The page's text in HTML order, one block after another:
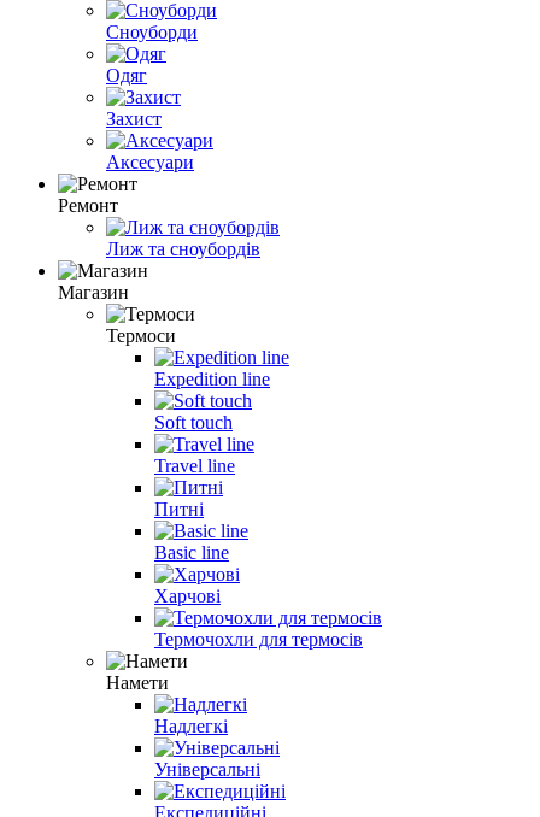
Сноуборди
Одяг
Захист
Аксесуари
Ремонт
Лиж та сноубордів
Магазин
Термоси
Expedition line
Soft touch
Travel line
Питні
Basic line
Харчові
Термочохли для термосів
Намети
Надлегкі
Універсальні
Експедиційні